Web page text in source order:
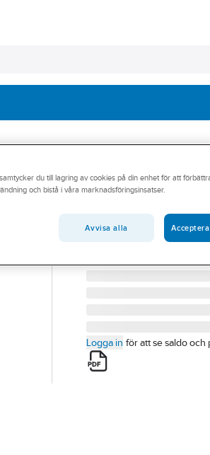
FIXX
Helgängad
HELGÄNGAD STÅNG
Artikelnummer:
108127
108127
Logga in för att se saldo och
du till lagring av cookies på din enhet för att
och bistå i våra marknadsföringsinsatser.
Avvisa alla